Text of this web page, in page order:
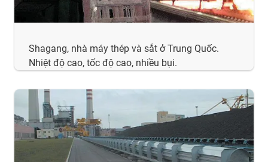
Shagang, nhà máy thép và sắt ở Trung Quốc.
Nhiệt độ cao, tốc độ cao, nhiều bụi.